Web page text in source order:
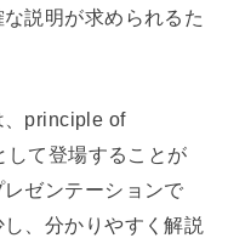
説明が求められるた
、principle of
て登場することが
ゼンテーションで
、分かりやすく解説